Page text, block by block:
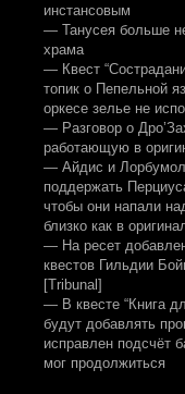
инстансовым
— Танусея больше
храма
— Квест
топик о Пепельной
оркесе зелье не
— Разговор о
работающую в
— Айдис и Лорбумол
поддержать
чтобы они напали
близко как в
— На ресет
квестов Гильдии
[Tribunal]
— В квесте “Книга
будут добавлять
исправлен подсчёт
мог продолжиться